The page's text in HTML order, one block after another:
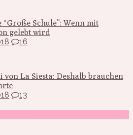
Schule”: Wenn mit
gelebt wird
16
von La Siesta: Deshalb brauchen
13